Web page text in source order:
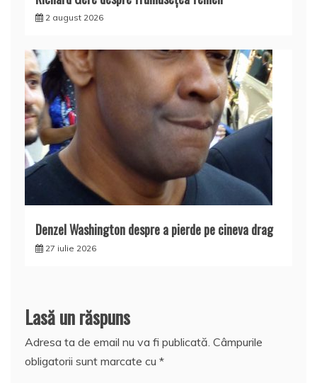
2 august 2026
Denzel Washington despre a pierde pe cineva drag
27 iulie 2026
Lasă un răspuns
Adresa ta de email nu va fi publicată. Câmpurile
obligatorii sunt marcate cu *